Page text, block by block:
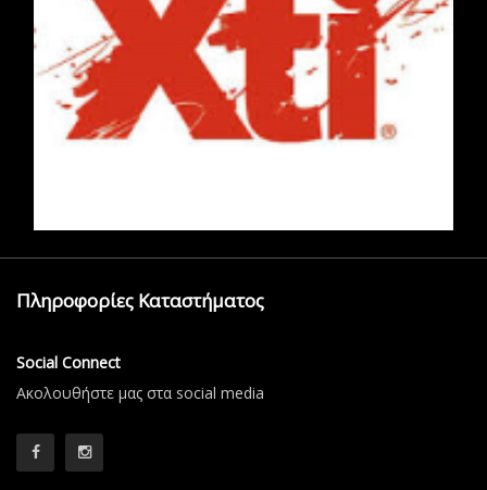
Πληροφορίες Καταστήματος
Social Connect
Aκολουθήστε μας στα social media